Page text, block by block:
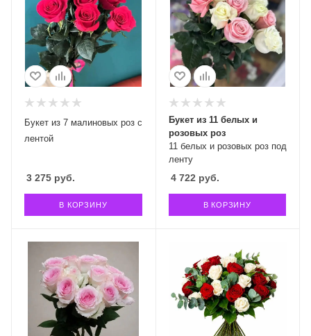
Букет из 7 малиновых роз с
лентой
3 275 руб.
В КОРЗИНУ
11 белых и розовых роз под
ленту
Букет из 11 белых и
розовых роз
4 722 руб.
В КОРЗИНУ